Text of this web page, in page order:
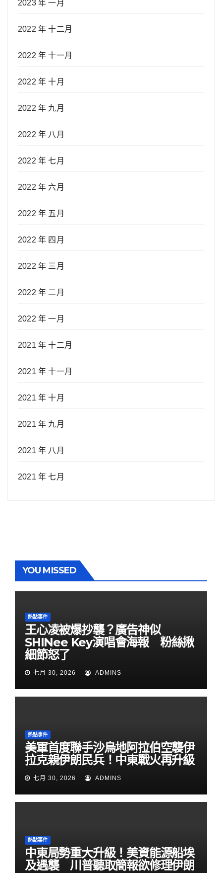
2023 年 一月
2022 年 十二月
2022 年 十一月
2022 年 十月
2022 年 九月
2022 年 八月
2022 年 七月
2022 年 六月
2022 年 五月
2022 年 四月
2022 年 三月
2022 年 二月
2022 年 一月
2021 年 十二月
2021 年 十一月
2021 年 十月
2021 年 九月
2021 年 八月
2021 年 七月
YOU MISSED
熱點事件
王心凌被爆抄襲？廣告神似
SHINee Key演唱會海報 粉絲揪
細節怒了
七月 30, 2026 ADMINS
熱點事件
美軍首度聯手沙烏地阿拉伯空襲伊
拉克親伊朗民兵！中東戰火再升級
七月 30, 2026 ADMINS
熱點事件
中東局勢重大升級！美資能源船埃
及遇襲 川普聽取簡報欲修理伊朗